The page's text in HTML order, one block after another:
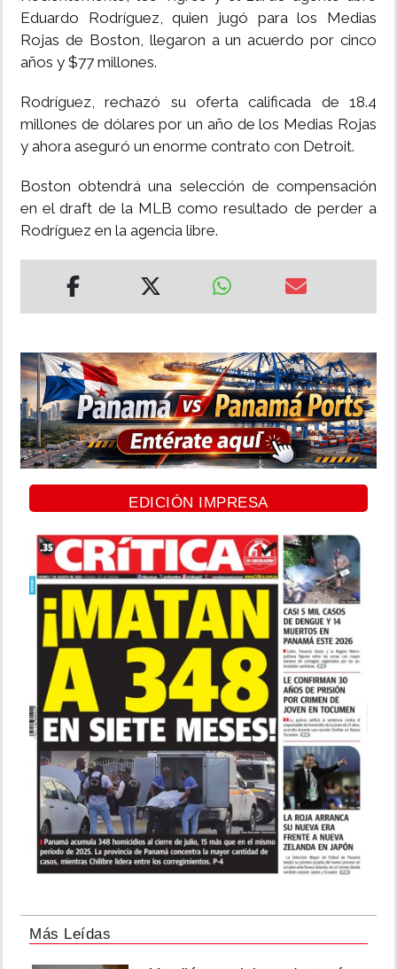
Eduardo Rodríguez, quien jugó para los Medias
Rojas de Boston, llegaron a un acuerdo por cinco
años y $77 millones.
Rodríguez, rechazó su oferta calificada de 18.4
millones de dólares por un año de los Medias Rojas
y ahora aseguró un enorme contrato con Detroit.
Boston obtendrá una selección de compensación
en el draft de la MLB como resultado de perder a
Rodríguez en la agencia libre.
EDICIÓN IMPRESA
Más Leídas